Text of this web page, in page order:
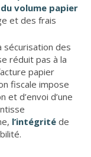
volume papier
et des frais
sécurisation des
réduit pas à la
papier
fiscale impose
et d’envoi d’une
l’intégrité de